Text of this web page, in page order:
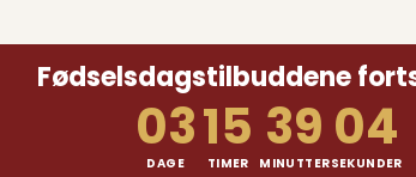
Fødselsdagstilbuddene
03
DAGE
15
TIMER
39
MINUTTER
03
SEKUNDER